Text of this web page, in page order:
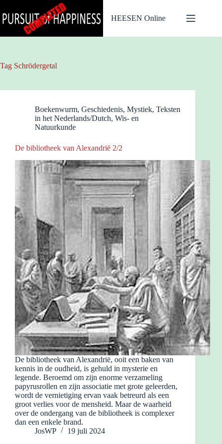
naar
de
HEESEN Online
Tag Schrödergetal
Boekenwurm, Geschiedenis, Mystiek, Teksten
in het Nederlands/Dutch, Wis- en
Natuurkunde
De bibliotheek van Alexandrië 2/2
De bibliotheek van Alexandrië, ooit een baken van
kennis in de oudheid, is gehuld in mysterie en
legende. Beroemd om zijn enorme verzameling
papyrusrollen en zijn associatie met grote geleerden,
wordt de vernietiging ervan vaak betreurd als een
groot verlies voor de mensheid. Maar de waarheid
over de ondergang van de bibliotheek is complexer
dan een enkele brand.
JosWP
19 juli 2024